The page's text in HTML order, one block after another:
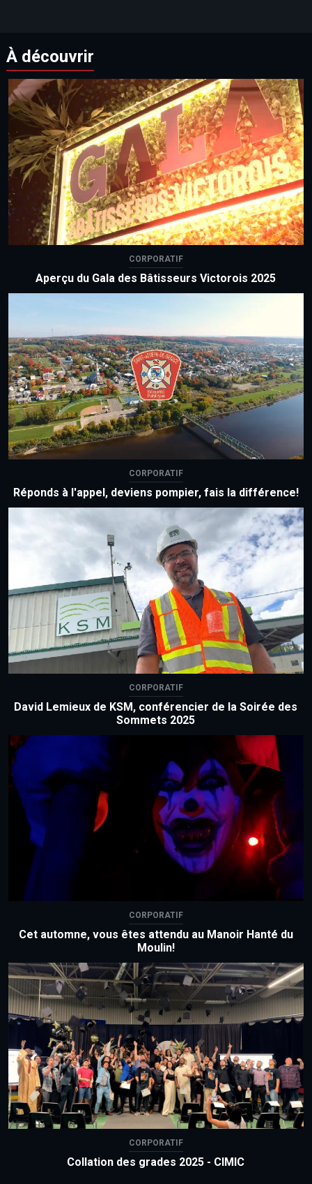
À découvrir
CORPORATIF
Aperçu du Gala des Bâtisseurs Victorois 2025
CORPORATIF
Réponds à l'appel, deviens pompier, fais la différence!
CORPORATIF
David Lemieux de KSM, conférencier de la Soirée des
Sommets 2025
CORPORATIF
Cet automne, vous êtes attendu au Manoir Hanté du
Moulin!
CORPORATIF
Collation des grades 2025 - CIMIC